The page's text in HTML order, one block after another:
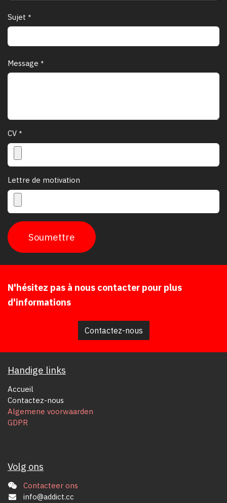
Sujet *
Message *
CV *
Lettre de motivation
Soumettre
N'hésitez pas à nous contacter pour plus
d'informations
Contactez-nous
Handige links
Accueil
Contactez-nous
Algemene voorwaarden
GDPR
Volg ons
Contacteer ons
info@addict.cc